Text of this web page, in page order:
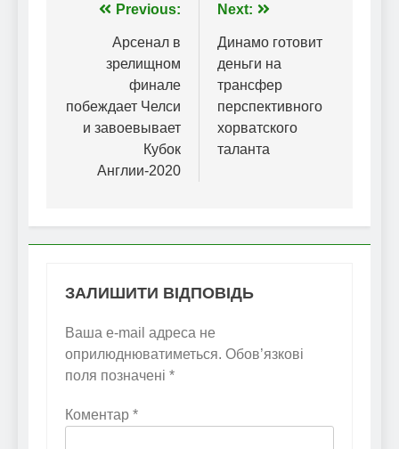
Навігація
записів
Previous:
Арсенал в
зрелищном
финале
побеждает Челси
и завоевывает
Кубок
Англии-2020
Next:
Динамо готовит
деньги на
трансфер
перспективного
хорватского
таланта
ЗАЛИШИТИ ВІДПОВІДЬ
Ваша e-mail адреса не
оприлюднюватиметься. Обов’язкові
поля позначені *
Коментар *